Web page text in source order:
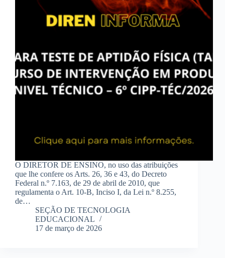
O DIRETOR DE ENSINO, no uso das atribuições
que lhe confere os Arts. 26, 36 e 43, do Decreto
Federal n.º 7.163, de 29 de abril de 2010, que
regulamenta o Art. 10-B, Inciso I, da Lei n.º 8.255,
de…
SEÇÃO DE TECNOLOGIA
EDUCACIONAL
17 de março de 2026